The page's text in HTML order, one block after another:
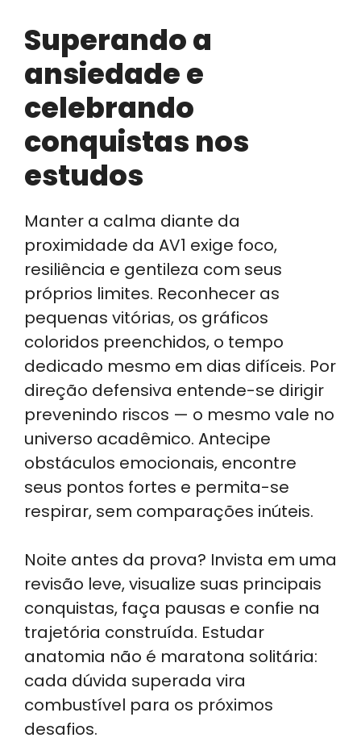
Superando a
ansiedade e
celebrando
conquistas nos
estudos
Manter a calma diante da
proximidade da AV1 exige foco,
resiliência e gentileza com seus
próprios limites. Reconhecer as
pequenas vitórias, os gráficos
coloridos preenchidos, o tempo
dedicado mesmo em dias difíceis. Por
direção defensiva entende-se dirigir
prevenindo riscos — o mesmo vale no
universo acadêmico. Antecipe
obstáculos emocionais, encontre
seus pontos fortes e permita-se
respirar, sem comparações inúteis.
Noite antes da prova? Invista em uma
revisão leve, visualize suas principais
conquistas, faça pausas e confie na
trajetória construída. Estudar
anatomia não é maratona solitária:
cada dúvida superada vira
combustível para os próximos
desafios.